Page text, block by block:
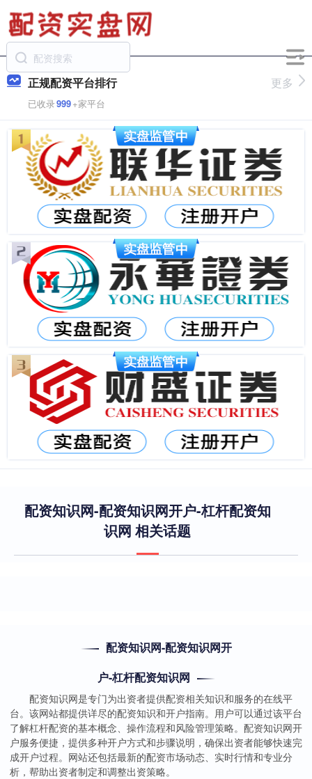
正规配资平台排行
已收录999+家平台
更多
配资知识网-配资知识网开户-杠杆配资知
识网 相关话题
配资知识网-配资知识网开
户-杠杆配资知识网
配资知识网是专门为出资者提供配资相关知识和服务的在线平
台。该网站都提供详尽的配资知识和开户指南。用户可以通过该平台
了解杠杆配资的基本概念、操作流程和风险管理策略。配资知识网开
户服务便捷，提供多种开户方式和步骤说明，确保出资者能够快速完
成开户过程。网站还包括最新的配资市场动态、实时行情和专业分
析，帮助出资者制定和调整出资策略。